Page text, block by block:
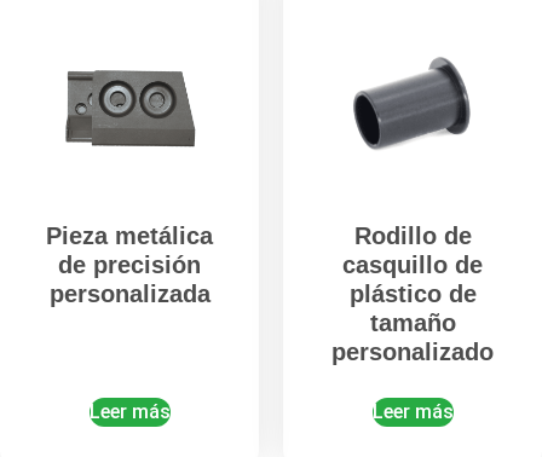
Pieza metálica
de precisión
personalizada
Leer más
Rodillo de
casquillo de
plástico de
tamaño
personalizado
Leer más